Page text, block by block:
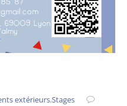
extérieurs,Stages